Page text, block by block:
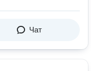
Чат